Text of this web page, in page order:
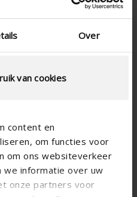
Over
van cookies
content en
om functies voor
om ons websiteverkeer
we informatie over uw
onze partners voor